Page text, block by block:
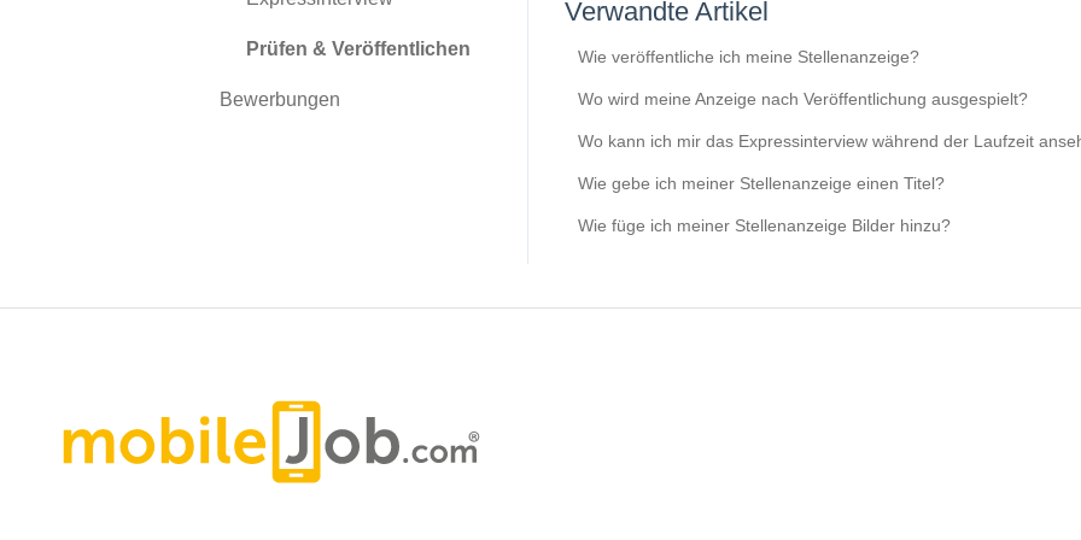
Verwandte Artikel
Wie veröffentliche ich meine Stellenanzeige?
Wo wird meine Anzeige nach Veröffentlichung ausgespielt?
Wo kann ich mir das Expressinterview während der Laufzeit
Wie gebe ich meiner Stellenanzeige einen Titel?
Wie füge ich meiner Stellenanzeige Bilder hinzu?
Prüfen & Veröffentlichen
Bewerbungen